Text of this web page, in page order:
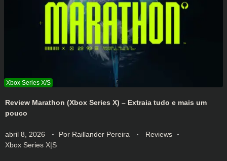
Review Marathon (Xbox Series X) – Extraia tudo e mais um
pouco
abril 8, 2026 Por Raillander Pereira
Reviews
Xbox Series X|S